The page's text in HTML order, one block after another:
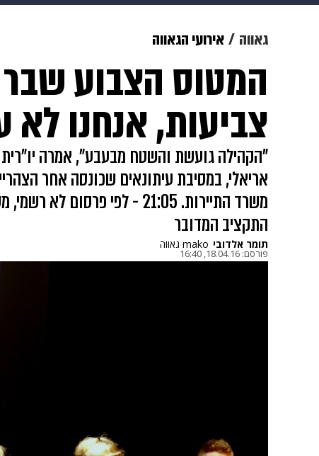
צבא וביטחון
ויוה משפט תשעה חודשים
גאווה אירועי הגאווה
המטוס הצבוע
צביעות, אנחנו
"הקהילה גועשת והשטח מבעבע", אמרה
אריאלי, במסיבת עיתונאים שכונסה אחר
משרד התיירות. 21:05 - לפי
התקציב המדובר
תומר אלדובי mako גאווה
פורסם: 18.04.16, 16:40